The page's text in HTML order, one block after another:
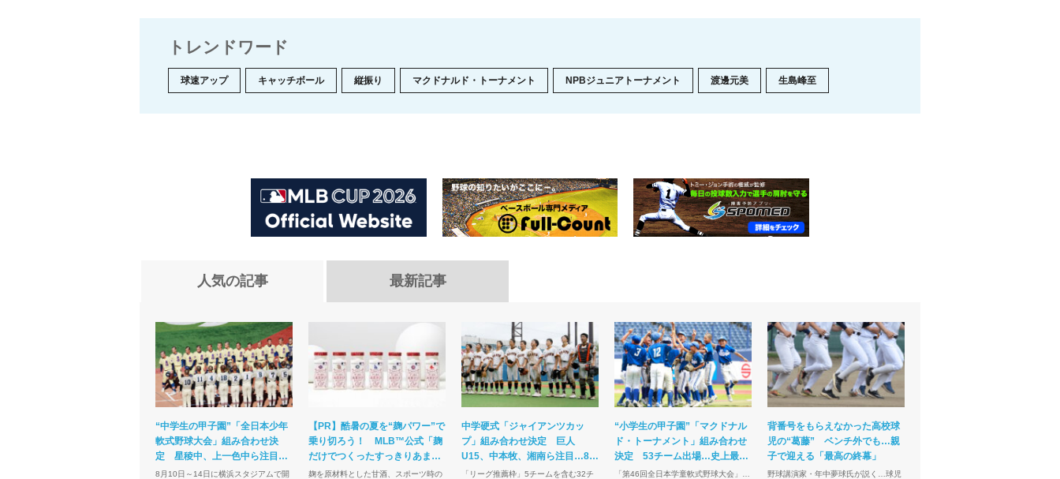
トレンドワード
球速アップ キャッチボール 縦振り マクドナルド・トーナメント NPBジュニアトーナメント 渡邊元美 生島峰至
人気の記事 最新記事
“中学生の甲子園”「全日本少年
軟式野球大会」組み合わせ決
定 星稜中、上一色中ら注目…
離島から出場も
8月10日～14日に横浜スタジアムで開
【PR】酷暑の夏を“麹パワー”で
乗り切ろう！ MLB™公式「麹
だけでつくったすっきりあまさ
け」にいま熱視線の理由
麹を原材料とした甘酒、スポーツ時の
中学硬式「ジャイアンツカッ
プ」組み合わせ決定 巨人
U15、中本牧、湘南ら注目…8・
10開幕
「リーグ推薦枠」5チームを含む32チ
“小学生の甲子園”「マクドナル
ド・トーナメント」組み合わせ
決定 53チーム出場…史上最多
狙う長曽根ら注目
「第46回全日本学童軟式野球大会」…
背番号をもらえなかった高校球
児の“葛藤” ベンチ外でも…親
子で迎える「最高の終幕」
野球講演家・年中夢球氏が説く…球児